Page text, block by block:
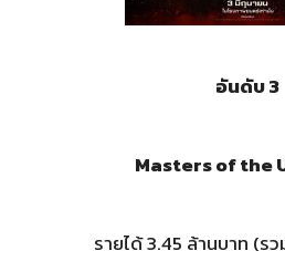
อันดับ 3
Masters of the
รายได้ 3.45 ล้านบาท (ร